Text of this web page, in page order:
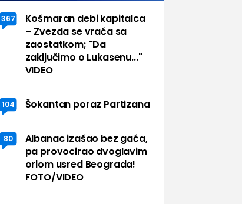
367
Košmaran debi kapitalca
– Zvezda se vraća sa
zaostatkom; "Da
zaključimo o Lukasenu..."
VIDEO
104 Šokantan poraz Partizana
80
Albanac izašao bez gaća,
pa provocirao dvoglavim
orlom usred Beograda!
FOTO/VIDEO